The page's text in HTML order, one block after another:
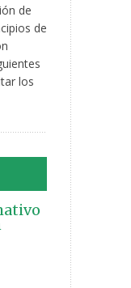
de
de
los